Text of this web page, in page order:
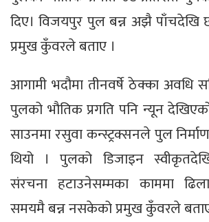
दिए। विजयपुर पुल बन्न अझै पाँचदेखि
प्रमुख कुँवरले बताए ।
आगामी भदौमा तीनवर्षे ठेक्का अवधि
पुलको भौतिक प्रगति पनि न्यून
साउनमा रसुवा कन्स्ट्रक्सनले पुल
थियो । पुलको डिजाइन स्वीकृतदेखि
संरचना हटाउनेसम्मका काममा
समयमै बन्न नसकेको प्रमुख कुँवरले